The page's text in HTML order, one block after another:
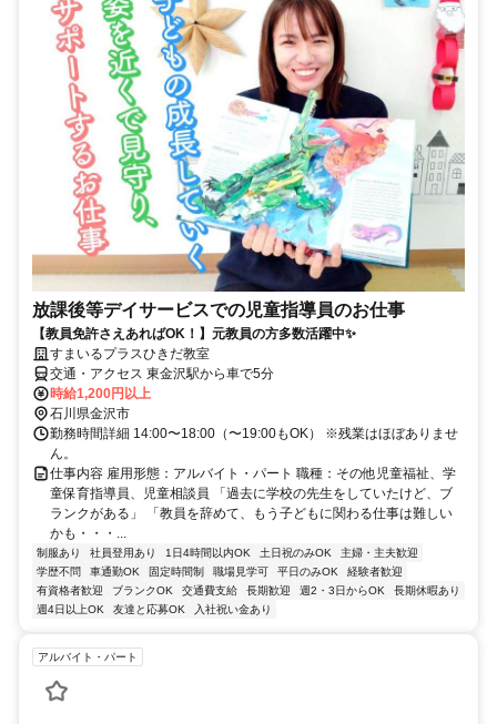
放課後等デイサービスでの児童指導員のお仕事
【教員免許さえあればOK！】元教員の方多数活躍中✨️
すまいるプラスひきだ教室
交通・アクセス 東金沢駅から車で5分
時給1,200円以上
石川県金沢市
勤務時間詳細 14:00〜18:00（〜19:00もOK） ※残業はほぼありませ
ん。
仕事内容 雇用形態：アルバイト・パート 職種：その他児童福祉、学
童保育指導員、児童相談員 「過去に学校の先生をしていたけど、ブ
ランクがある」 「教員を辞めて、もう子どもに関わる仕事は難しい
かも・・・...
制服あり 社員登用あり 1日4時間以内OK 土日祝のみOK
主婦・主夫歓迎
学歴不問
車通勤OK 固定時間制 職場見学可 平日のみOK
経験者歓迎
有資格者歓迎
ブランクOK 交通費支給 長期歓迎 週2・3日からOK
長期休暇あり
週4日以上OK
友達と応募OK 入社祝い金あり
アルバイト・パート